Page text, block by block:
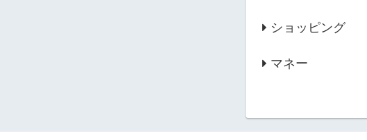
ショッピング
マネー